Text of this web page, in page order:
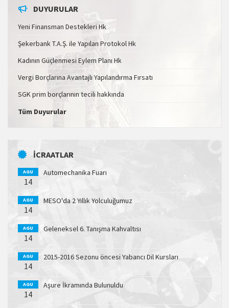
DUYURULAR
Yeni Finansman Destekleri Hk
Şekerbank T.A.Ş. ile Yapılan Protokol Hk
Kadının Güçlenmesi Eylem Planı Hk
Vergi Borçlarına Avantajlı Yapılandırma Fırsatı
SGK prim borçlarının tecili hakkında
Tüm Duyurular
İCRAATLAR
AGU
14
Automechanika Fuarı
AGU
14
MESO'da 2 Yıllık Yolculuğumuz
AGU
14
Geleneksel 6. Tanışma Kahvaltısı
AGU
14
2015-2016 Sezonu öncesi Yabancı Dil Kursları
AGU
14
Aşure İkramında Bulunuldu